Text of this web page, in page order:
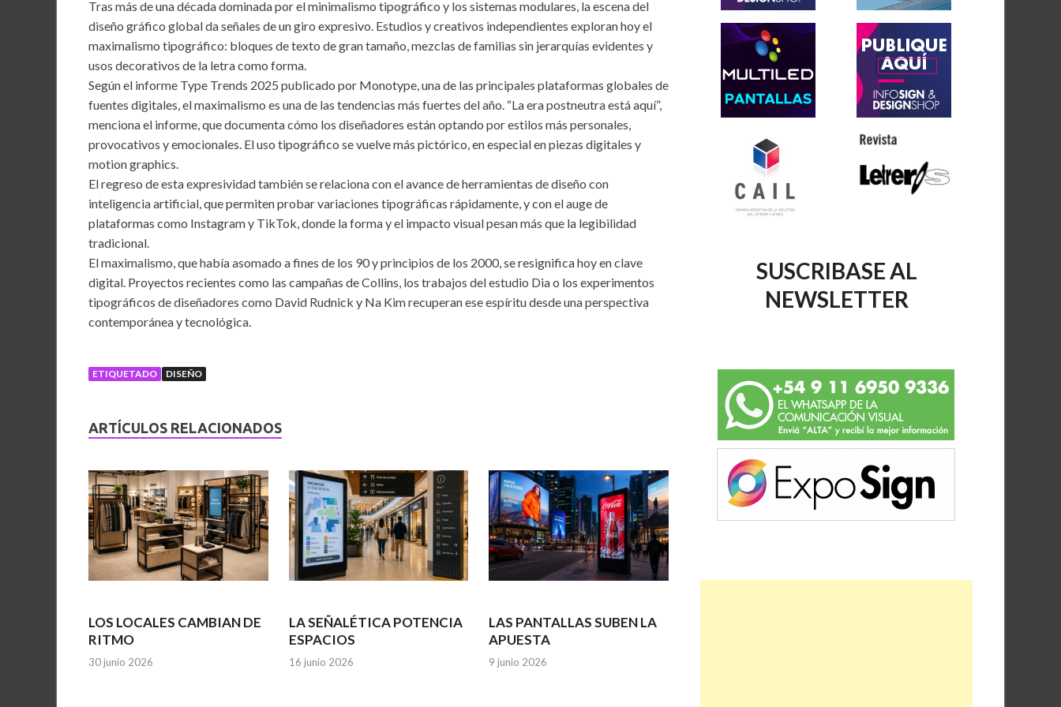
o
o
k
A
p
p
n
Tras más de una década dominada por el minimalismo tipográfico y los sistemas modulares, la escena del
diseño gráfico global da señales de un giro expresivo. Estudios y creativos independientes exploran hoy el
maximalismo tipográfico: bloques de texto de gran tamaño, mezclas de familias sin jerarquías evidentes y
usos decorativos de la letra como forma.
Según el informe Type Trends 2025 publicado por Monotype, una de las principales plataformas globales de
fuentes digitales, el maximalismo es una de las tendencias más fuertes del año. “La era postneutra está aquí”,
menciona el informe, que documenta cómo los diseñadores están optando por estilos más personales,
provocativos y emocionales. El uso tipográfico se vuelve más pictórico, en especial en piezas digitales y
motion graphics.
El regreso de esta expresividad también se relaciona con el avance de herramientas de diseño con
inteligencia artificial, que permiten probar variaciones tipográficas rápidamente, y con el auge de
plataformas como Instagram y TikTok, donde la forma y el impacto visual pesan más que la legibilidad
tradicional.
El maximalismo, que había asomado a fines de los 90 y principios de los 2000, se resignifica hoy en clave
digital. Proyectos recientes como las campañas de Collins, los trabajos del estudio Dia o los experimentos
tipográficos de diseñadores como David Rudnick y Na Kim recuperan ese espíritu desde una perspectiva
contemporánea y tecnológica.
ETIQUETADO DISEÑO
ARTÍCULOS RELACIONADOS
LOS LOCALES CAMBIAN DE
RITMO
30 junio 2026
LA SEÑALÉTICA POTENCIA
ESPACIOS
16 junio 2026
LAS PANTALLAS SUBEN LA
APUESTA
9 junio 2026
SUSCRIBASE AL
NEWSLETTER